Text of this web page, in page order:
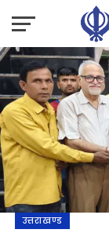
उत्तराखण्ड